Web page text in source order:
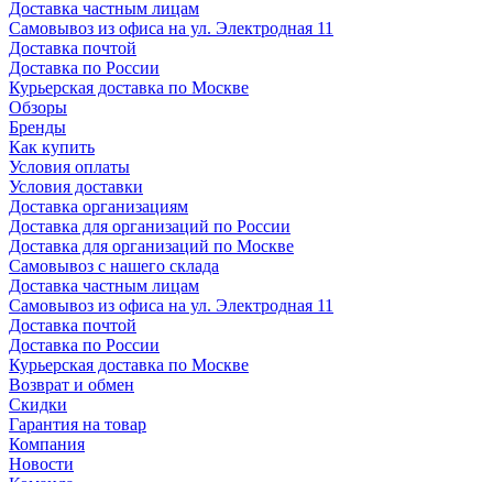
Доставка частным лицам
Самовывоз из офиса на ул. Электродная 11
Доставка почтой
Доставка по России
Курьерская доставка по Москве
Обзоры
Бренды
Как купить
Условия оплаты
Условия доставки
Доставка организациям
Доставка для организаций по России
Доставка для организаций по Москве
Самовывоз с нашего склада
Доставка частным лицам
Самовывоз из офиса на ул. Электродная 11
Доставка почтой
Доставка по России
Курьерская доставка по Москве
Возврат и обмен
Скидки
Гарантия на товар
Компания
Новости